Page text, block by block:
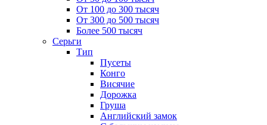
От 100 до 300 тысяч
От 300 до 500 тысяч
Более 500 тысяч
Серьги
Тип
Пусеты
Конго
Висячие
Дорожка
Груша
Английский замок